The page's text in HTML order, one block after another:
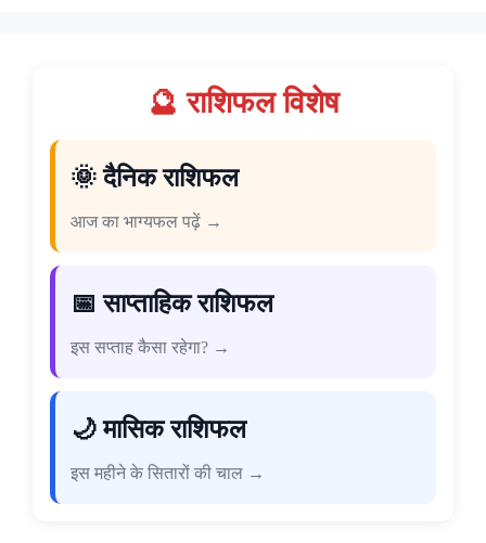
🔮 राशिफल विशेष
🌞 दैनिक राशिफल
आज का भाग्यफल पढ़ें →
📅 साप्ताहिक राशिफल
इस सप्ताह कैसा रहेगा? →
🌙 मासिक राशिफल
इस महीने के सितारों की चाल →